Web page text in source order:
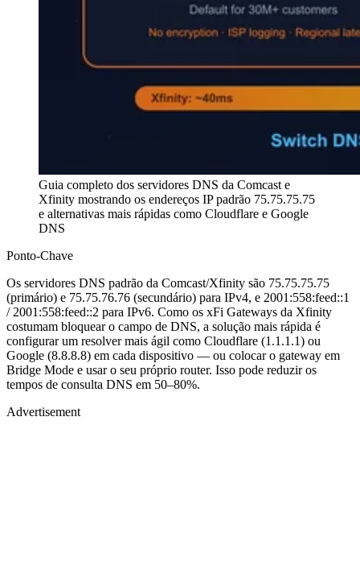
Guia completo dos servidores DNS da Comcast e
Xfinity mostrando os endereços IP padrão 75.75.75.75
e alternativas mais rápidas como Cloudflare e Google
DNS
Ponto-Chave
Os servidores DNS padrão da Comcast/Xfinity são 75.75.75.75
(primário) e 75.75.76.76 (secundário) para IPv4, e 2001:558:feed::1
/ 2001:558:feed::2 para IPv6. Como os xFi Gateways da Xfinity
costumam bloquear o campo de DNS, a solução mais rápida é
configurar um resolver mais ágil como Cloudflare (1.1.1.1) ou
Google (8.8.8.8) em cada dispositivo — ou colocar o gateway em
Bridge Mode e usar o seu próprio router. Isso pode reduzir os
tempos de consulta DNS em 50–80%.
Advertisement